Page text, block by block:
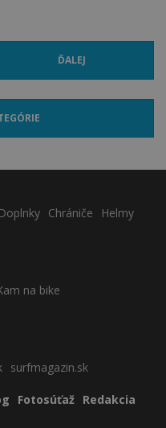
ĎALEJ
Doplnky Chrániče
Helmy
na bike
surfmagazin.sk
Fotosúťaž Redakcia